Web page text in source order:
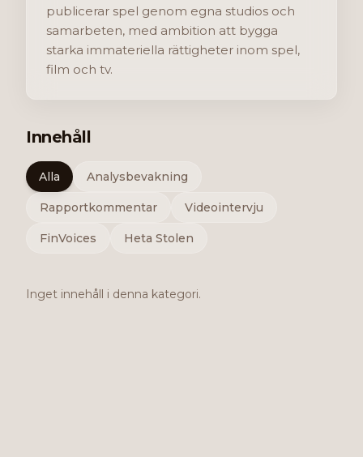
publicerar spel genom egna studios och
samarbeten, med ambition att bygga
starka immateriella rättigheter inom spel,
film och tv.
Innehåll
Alla Analysbevakning
Rapportkommentar Videointervju
FinVoices Heta Stolen
Inget innehåll i denna kategori.